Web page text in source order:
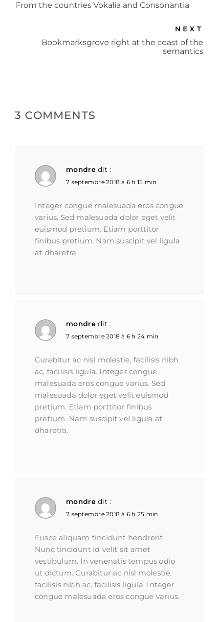
From the countries Vokalia and Consonantia
NEXT
Bookmarksgrove right at the coast of the
semantics
3 COMMENTS
mondre dit :
7 septembre 2018 à 6 h 15 min
Integer congue malesuada eros congue
varius. Sed malesuada dolor eget velit
euismod pretium. Etiam porttitor
finibus pretium. Nam suscipit vel ligula
at dharetra
mondre dit :
7 septembre 2018 à 6 h 24 min
Curabitur ac nisl molestie, facilisis nibh
ac, facilisis ligula. Integer congue
malesuada eros congue varius. Sed
malesuada dolor eget velit euismod
pretium. Etiam porttitor finibus
pretium. Nam suscipit vel ligula at
dharetra.
mondre dit :
7 septembre 2018 à 6 h 25 min
Fusce aliquam tincidunt hendrerit.
Nunc tincidunt id velit sit amet
vestibulum. In venenatis tempus odio
ut dictum. Curabitur ac nisl molestie,
facilisis nibh ac, facilisis ligula. Integer
congue malesuada eros congue varius.